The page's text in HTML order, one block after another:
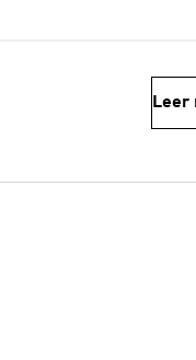
Leer